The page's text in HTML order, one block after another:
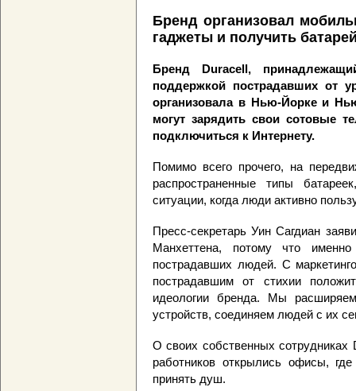
Бренд организовал
гаджеты и получить
Бренд Duracell,
поддержкой пострадавших от
организовала в Нью-Йорке и
могут зарядить свои сотовые
подключиться к Интернету.
Помимо всего прочего, на
распространенные типы
ситуации, когда люди активно
Пресс-секретарь Уин Сагдиан
Манхеттена, потому что
пострадавших людей. С
пострадавшим от стихии
идеологии бренда. Мы
устройств, соединяем людей с их
О своих собственных
работников открылись офисы,
принять душ.